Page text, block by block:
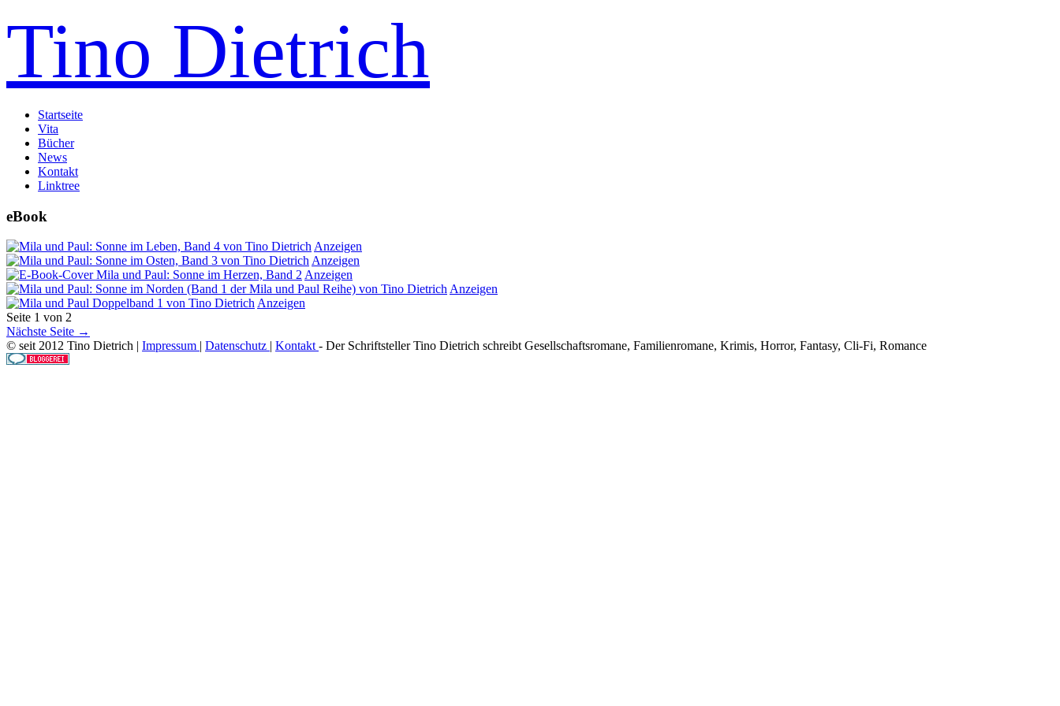
Tino Dietrich
Startseite
Vita
Bücher
News
Kontakt
Linktree
eBook
Anzeigen
Anzeigen
Anzeigen
Anzeigen
Anzeigen
Seite 1 von 2
Nächste Seite →
© seit 2012 Tino Dietrich | Impressum | Datenschutz | Kontakt- Der Schriftsteller Tino Dietrich schreibt Gesellschaftsromane, Familienromane, Krimis, Horror, Fantasy, Cli-Fi, Romance